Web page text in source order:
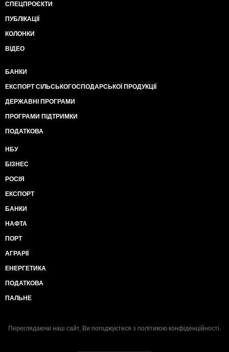
СПЕЦПРОЄКТИ
ПУБЛІКАЦІЇ
КОЛОНКИ
ВІДЕО
БАНКИ
ЕКСПОРТ СІЛЬСЬКОГОСПОДАРСЬКОЇ ПРОДУКЦІЇ
ДЕРЖАВНІ ПРОГРАМИ
ПРОГРАМИ ПІДТРИМКИ
ПОДАТКОВА
НБУ
БІЗНЕС
РОСІЯ
ЕКСПОРТ
БАНКИ
НАФТА
ПОРТ
АГРАРІЇ
ЕНЕРГЕТИКА
ПОДАТКОВА
ПАЛЬНЕ
Переглядаючи наш сайт, Ви погоджуєтеся з політикою конфіденційності.